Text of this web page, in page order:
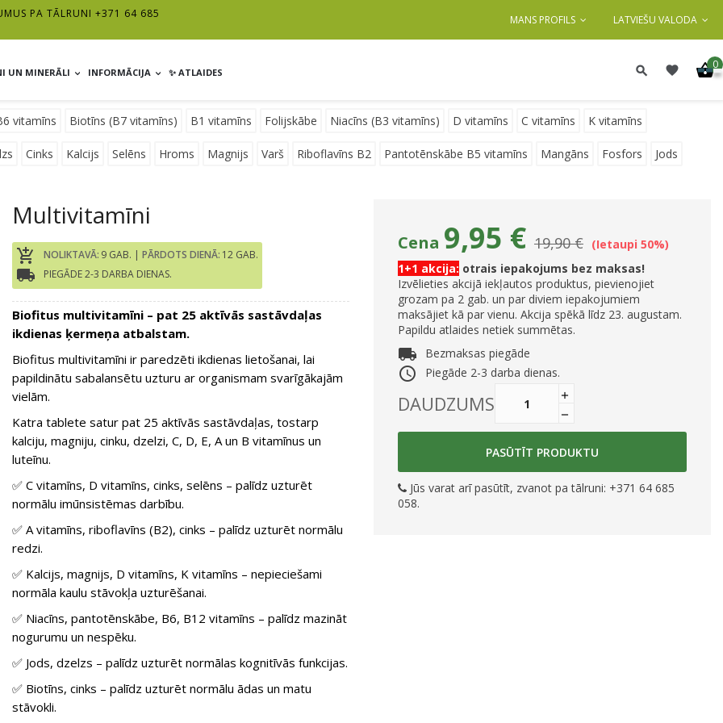
PA TĀLRUNI +371 64 685 MANS PROFILS LATVIEŠU VALODA
UN MINERĀLI INFORMĀCIJA ✨ ATLAIDES
0
vitamīns Biotīns (B7 vitamīns) B1 vitamīns Folijskābe Niacīns (B3 vitamīns) D vitamīns C vitamīns K vitamīns
Cinks Kalcijs Selēns Hroms Magnijs Varš Riboflavīns B2 Pantotēnskābe B5 vitamīns Mangāns Fosfors Jods
Multivitamīni
add_shopping_cart NOLIKTAVĀ: 9 GAB. | PĀRDOTS DIENĀ: 12 GAB.
local_shipping PIEGĀDE 2-3 DARBA DIENAS.
Biofitus multivitamīni – pat 25 aktīvās sastāvdaļas
ikdienas ķermeņa atbalstam.
Biofitus multivitamīni ir paredzēti ikdienas lietošanai, lai
papildinātu sabalansētu uzturu ar organismam svarīgākajām
vielām.
Katra tablete satur pat 25 aktīvās sastāvdaļas, tostarp
kalciju, magniju, cinku, dzelzi, C, D, E, A un B vitamīnus un
luteīnu.
✅ C vitamīns, D vitamīns, cinks, selēns – palīdz uzturēt
normālu imūnsistēmas darbību.
✅ A vitamīns, riboflavīns (B2), cinks – palīdz uzturēt normālu
redzi.
✅ Kalcijs, magnijs, D vitamīns, K vitamīns – nepieciešami
normāla kaulu stāvokļa uzturēšanai.
✅ Niacīns, pantotēnskābe, B6, B12 vitamīns – palīdz mazināt
nogurumu un nespēku.
✅ Jods, dzelzs – palīdz uzturēt normālas kognitīvās funkcijas.
✅ Biotīns, cinks – palīdz uzturēt normālu ādas un matu
stāvokli.
Cena 9,95 € 19,90 €
Ietaupi 50%
1+1 akcija: otrais iepakojums bez maksas!
Izvēlieties akcijā iekļautos produktus, pievienojiet
grozam pa 2 gab. un par diviem iepakojumiem
maksājiet kā par vienu. Akcija spēkā līdz 23. augustam.
Papildu atlaides netiek summētas.
local_shipping Bezmaksas piegāde
access_time Piegāde 2-3 darba dienas.
DAUDZUMS
PASŪTĪT PRODUKTU
Jūs varat arī pasūtīt, zvanot pa tālruni: +371 64 685
058.